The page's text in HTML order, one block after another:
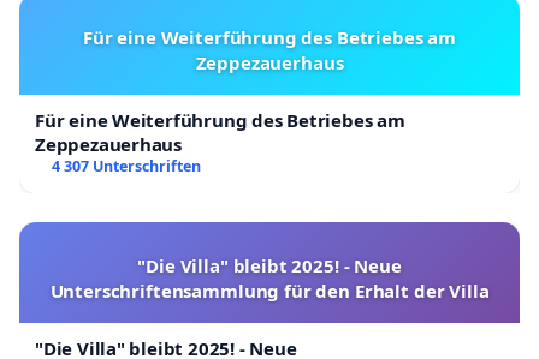
Für eine Weiterführung des Betriebes am
Zeppezauerhaus
Für eine Weiterführung des Betriebes am
Zeppezauerhaus
4 307 Unterschriften
"Die Villa" bleibt 2025! - Neue
Unterschriftensammlung für den Erhalt der Villa
"Die Villa" bleibt 2025! - Neue